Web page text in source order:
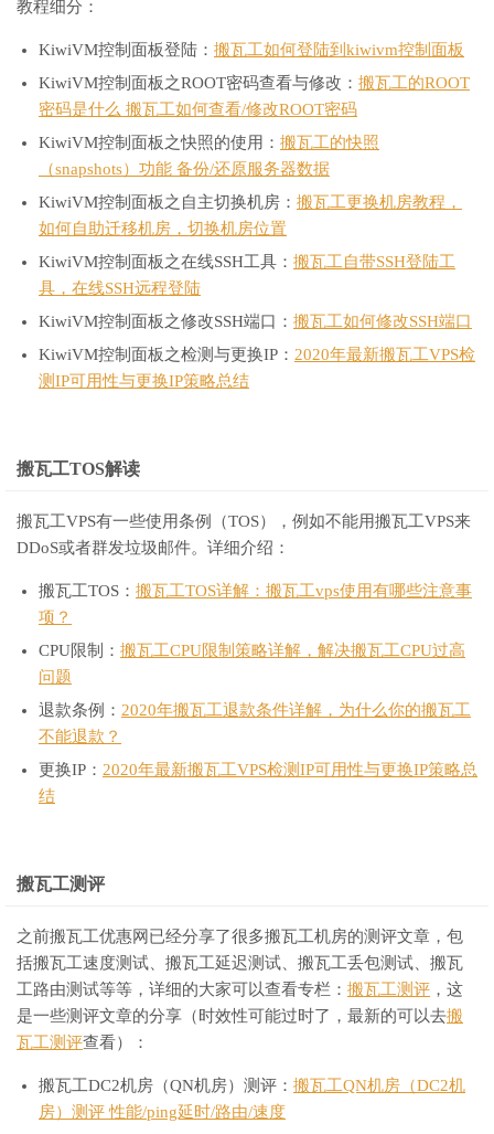
教程细分：
KiwiVM控制面板登陆： 搬瓦工如何登陆到kiwivm控制面板
KiwiVM控制面板之ROOT密码查看与修改： 搬瓦工的ROOT
密码是什么 搬瓦工如何查看/修改ROOT密码
KiwiVM控制面板之快照的使用： 搬瓦工的快照
（snapshots）功能 备份/还原服务器数据
KiwiVM控制面板之自主切换机房： 搬瓦工更换机房教程，
如何自助迁移机房，切换机房位置
KiwiVM控制面板之在线SSH工具： 搬瓦工自带SSH登陆工
具，在线SSH远程登陆
KiwiVM控制面板之修改SSH端口： 搬瓦工如何修改SSH端口
KiwiVM控制面板之检测与更换IP： 2020年最新搬瓦工VPS检
测IP可用性与更换IP策略总结
搬瓦工TOS解读
搬瓦工VPS有一些使用条例（TOS），例如不能用搬瓦工VPS来
DDoS或者群发垃圾邮件。详细介绍：
搬瓦工TOS： 搬瓦工TOS详解：搬瓦工vps使用有哪些注意事
项？
CPU限制： 搬瓦工CPU限制策略详解，解决搬瓦工CPU过高
问题
退款条例： 2020年搬瓦工退款条件详解，为什么你的搬瓦工
不能退款？
更换IP： 2020年最新搬瓦工VPS检测IP可用性与更换IP策略总
结
搬瓦工测评
之前搬瓦工优惠网已经分享了很多搬瓦工机房的测评文章，包
括搬瓦工速度测试、搬瓦工延迟测试、搬瓦工丢包测试、搬瓦
工路由测试等等，详细的大家可以查看专栏： 搬瓦工测评 ，这
是一些测评文章的分享（时效性可能过时了，最新的可以去搬
瓦工测评查看）：
搬瓦工DC2机房（QN机房）测评： 搬瓦工QN机房（DC2机
房）测评 性能/ping延时/路由/速度